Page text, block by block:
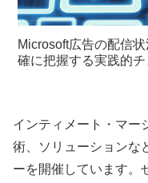
Microsoft広告の配信
確に把握する実践的チ
インティメート・マー
術、ソリューションな
ーを開催しています。